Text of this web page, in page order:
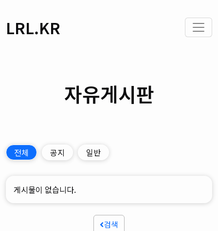
LRL.KR
자유게시판
전체 공지 일반
게시물이 없습니다.
검색